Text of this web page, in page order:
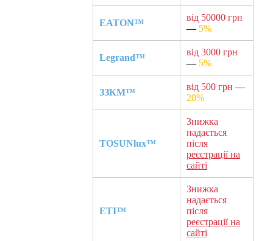
EATON™
від 50000 грн
— 5%
Legrand™
від 3000 грн
— 5%
ЗЗКМ™
від 500 грн —
20%
TOSUNlux™
Знижка
надається
після
реєстрації на
сайті
ETI™
Знижка
надається
після
реєстрації на
сайті